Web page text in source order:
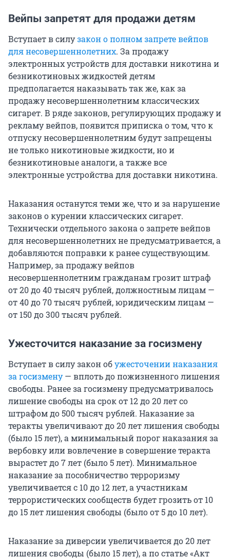
Вейпы запретят для продажи детям
Вступает в силузакон о полном запрете вейпов
для несовершеннолетних. За продажу
электронных устройств для доставки никотина и
безникотиновых жидкостей детям
предполагается наказывать так же, как за
продажу несовершеннолетним классических
сигарет. В ряде законов, регулирующих продажу и
рекламу вейпов, появится приписка о том, что к
отпуску несовершеннолетним будут запрещены
не только никотиновые жидкости, но и
безникотиновые аналоги, а также все
электронные устройства для доставки никотина.
Наказания останутся теми же, что и за нарушение
законов о курении классических сигарет.
Технически отдельного закона о запрете вейпов
для несовершеннолетних не предусматривается, а
добавляются поправки к ранее существующим.
Например, за продажу вейпов
несовершеннолетним гражданам грозит штраф
от 20 до 40 тысяч рублей, должностным лицам —
от 40 до 70 тысяч рублей, юридическим лицам —
от 150 до 300 тысяч рублей.
Ужесточится наказание за госизмену
Вступает в силу закон обужесточении наказания
за госизмену— вплоть до пожизненного лишения
свободы. Ранее за госизмену предусматривалось
лишение свободы на срок от 12 до 20 лет со
штрафом до 500 тысяч рублей. Наказание за
теракты увеличивают до 20 лет лишения свободы
(было 15 лет), а минимальный порог наказания за
вербовку или вовлечение в совершение теракта
вырастет до 7 лет (было 5 лет). Минимальное
наказание за пособничество терроризму
увеличивается с 10 до 12 лет, а участникам
террористических сообществ будет грозить от 10
до 15 лет лишения свободы (было от 5 до 10 лет).
Наказание за диверсии увеличивается до 20 лет
лишения свободы (было 15 лет), а по статье «Акт